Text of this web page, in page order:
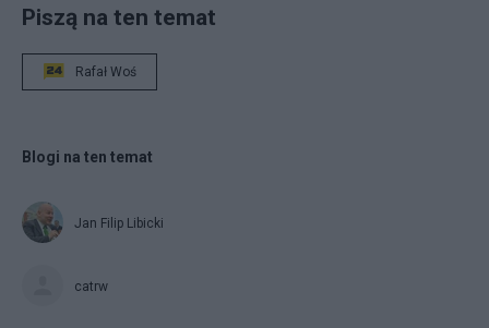
Piszą na ten temat
Rafał Woś
Blogi na ten temat
Jan Filip Libicki
catrw